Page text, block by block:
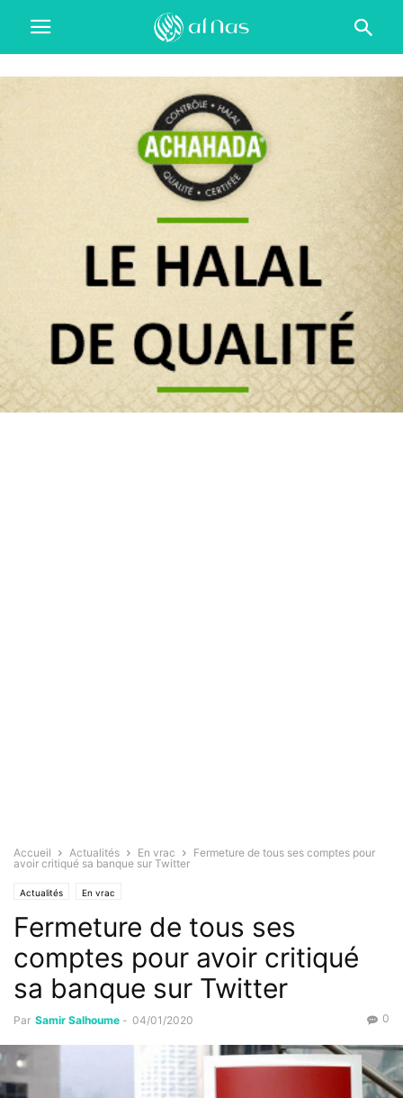
Accueil Actualités En vrac
Fermeture de tous ses comptes pour
avoir critiqué sa banque sur Twitter
Actualités En vrac
Fermeture de tous ses
comptes pour avoir critiqué
sa banque sur Twitter
Par Samir Salhoume - 04/01/2020 0